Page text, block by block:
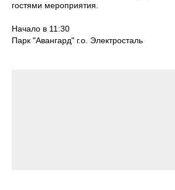
гостями мероприятия.
Начало в 11:30
Парк "Авангард" г.о. Электросталь